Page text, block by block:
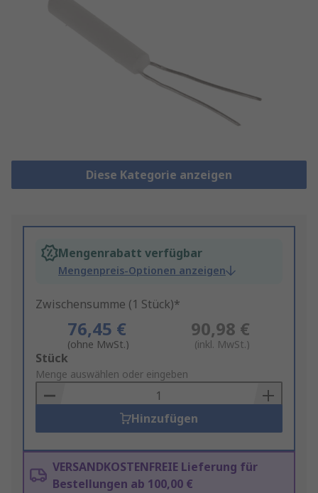
Diese Kategorie anzeigen
Mengenrabatt verfügbar
Mengenpreis-Optionen anzeigen
Zwischensumme (1 Stück)*
76,45 €
(ohne MwSt.)
90,98 €
(inkl. MwSt.)
Add
to
Basket
Stück
Menge auswählen oder eingeben
Hinzufügen
VERSANDKOSTENFREIE Lieferung für
Bestellungen ab 100,00 €